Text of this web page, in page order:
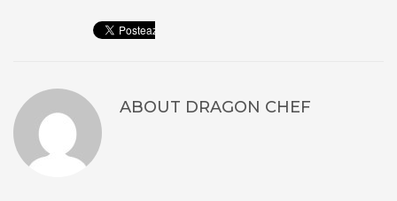
ABOUT DRAGON CHEF